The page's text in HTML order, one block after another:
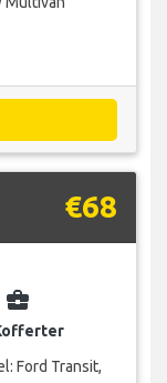
€68
business_center
Ford Transit,